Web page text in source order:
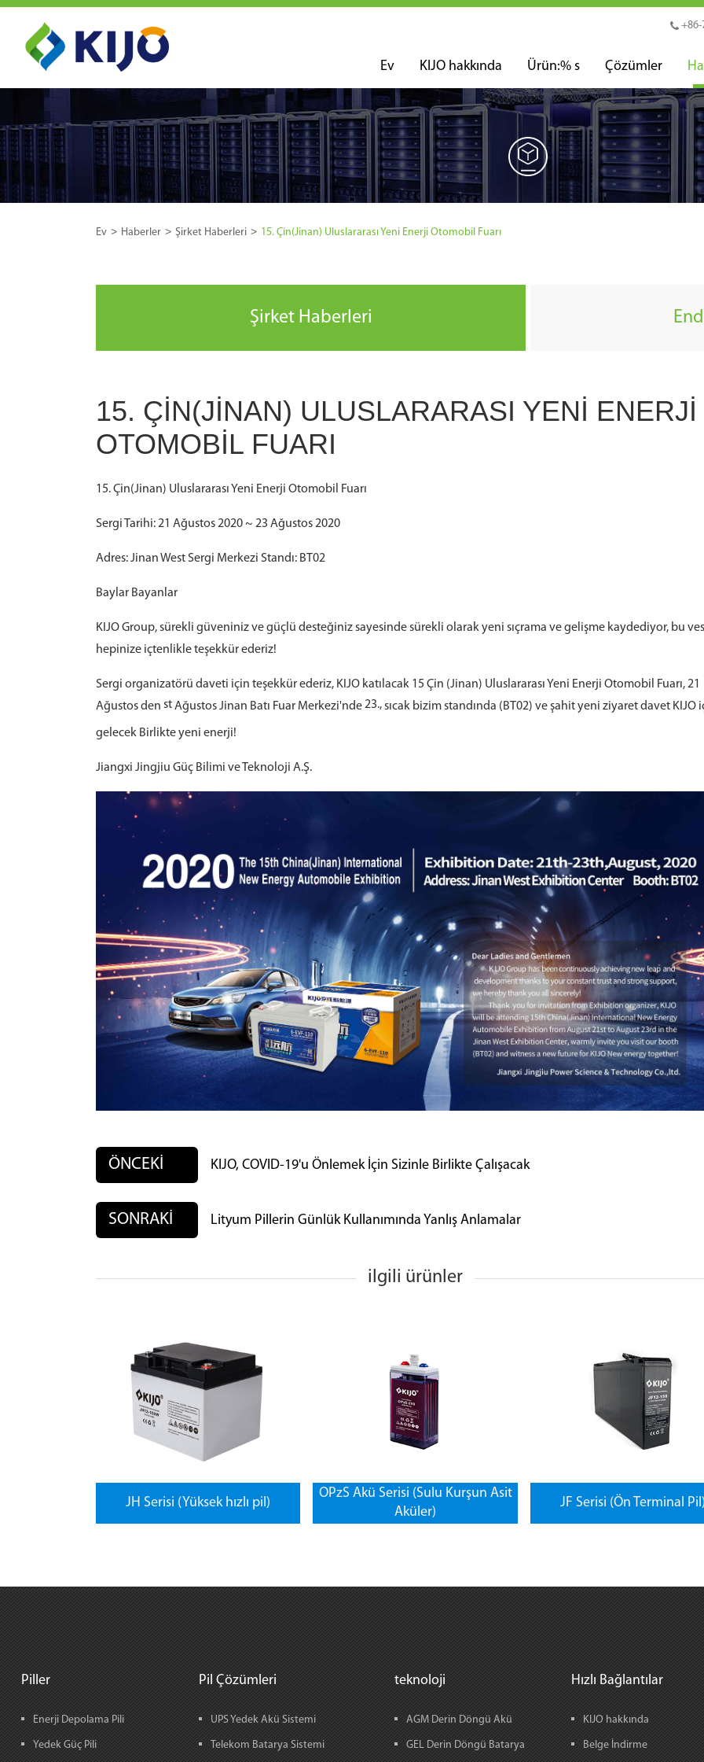
+86-
Ev KIJO hakkında Ürün:% s Çözümler
Ev Haberler Şirket Haberleri 15. Çin(Jinan) Uluslararası Yeni Enerji Otomobil Fuarı
Şirket Haberleri
15. ÇIN(JINAN) ULUSLARARASI YENI ENERJI
OTOMOBIL FUARI
15. Çin(Jinan) Uluslararası Yeni Enerji Otomobil Fuarı
Sergi Tarihi: 21 Ağustos 2020 ~ 23 Ağustos 2020
Adres: Jinan West Sergi Merkezi Standı: BT02
Baylar Bayanlar
KIJO Group, sürekli güveniniz ve güçlü desteğiniz sayesinde sürekli olarak yeni sıçrama ve gelişme kaydediyor, bu
hepinize içtenlikle teşekkür ederiz!
Sergi organizatörü daveti için teşekkür ederiz, KIJO katılacak 15 Çin (Jinan) Uluslararası Yeni Enerji Otomobil Fuarı, 21
Ağustos den stAğustos Jinan Batı Fuar Merkezi'nde23.,sıcak bizim standında (BT02) ve şahit yeni ziyaret davet KIJO
gelecek Birlikte yeni enerji!
Jiangxi Jingjiu Güç Bilimi ve Teknoloji A.Ş.
ÖNCEKİ KIJO, COVID-19'u Önlemek İçin Sizinle Birlikte Çalışacak
SONRAKİ Lityum Pillerin Günlük Kullanımında Yanlış Anlamalar
ilgili ürünler
JH Serisi (Yüksek hızlı pil)
OPzS Akü Serisi (Sulu Kurşun Asit
Aküler)
JF Serisi (Ön Terminal
Piller
Enerji Depolama Pili
Yedek Güç Pili
Pil Çözümleri
UPS Yedek Akü Sistemi
Telekom Batarya Sistemi
teknoloji
AGM Derin Döngü Akü
GEL Derin Döngü Batarya
Hızlı Bağlantılar
KIJO hakkında
Belge İndirme